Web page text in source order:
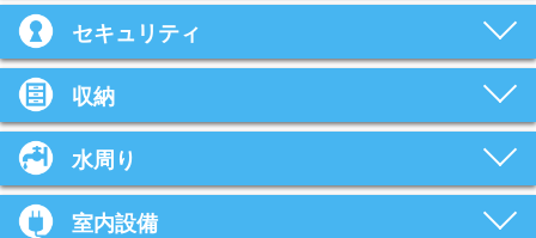
セキュリティ
収納
水周り
室内設備